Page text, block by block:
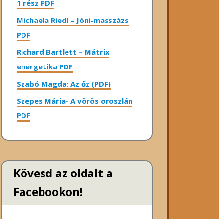
1.rész PDF
Michaela Riedl – Jóni-masszázs
PDF
Richard Bartlett – Mátrix
energetika PDF
Szabó Magda: Az őz (PDF)
Szepes Mária- A vörös oroszlán
PDF
Kövesd az oldalt a
Facebookon!